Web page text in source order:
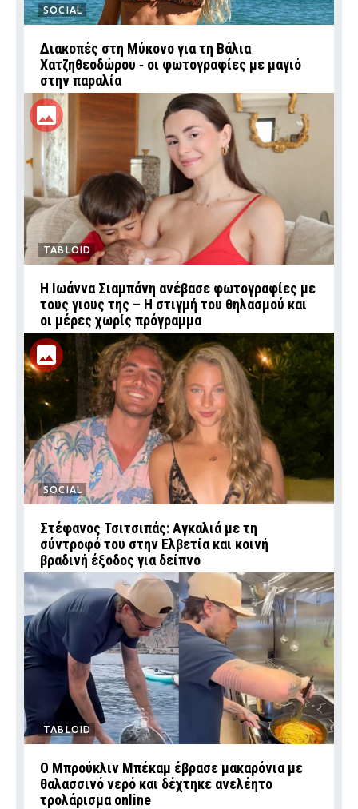
SOCIAL
Διακοπές στη Μύκονο για τη Βάλια
Χατζηθεοδώρου ‑ οι φωτογραφίες με μαγιό
στην παραλία
TABLOID
H Ιωάννα Σιαμπάνη ανέβασε φωτογραφίες με
τους γιους της – Η στιγμή του θηλασμού και
οι μέρες χωρίς πρόγραμμα
SOCIAL
Στέφανος Τσιτσιπάς: Αγκαλιά με τη
σύντροφό του στην Ελβετία και κοινή
βραδινή έξοδος για δείπνο
TABLOID
Ο Μπρούκλιν Μπέκαμ έβρασε μακαρόνια με
θαλασσινό νερό και δέχτηκε ανελέητο
τρολάρισμα online